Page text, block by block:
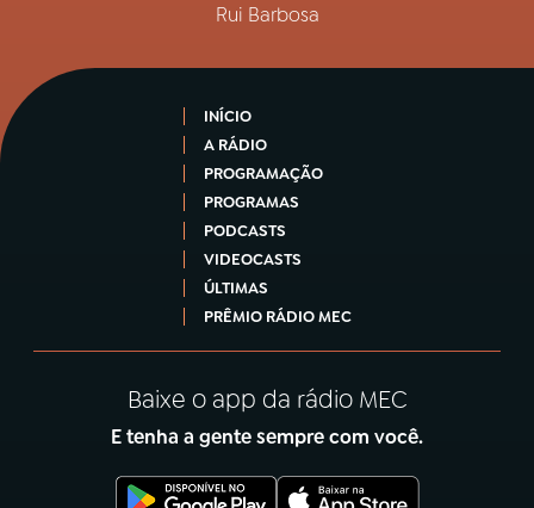
Rui Barbosa
INÍCIO
A RÁDIO
PROGRAMAÇÃO
PROGRAMAS
PODCASTS
VIDEOCASTS
ÚLTIMAS
PRÊMIO RÁDIO MEC
Baixe o app da rádio MEC
E tenha a gente sempre com você.